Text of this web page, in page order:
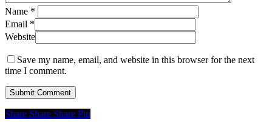
Name *
Email *
Website
Save my name, email, and website in this browser for the next
time I comment.
Share
Share Share Share Pin